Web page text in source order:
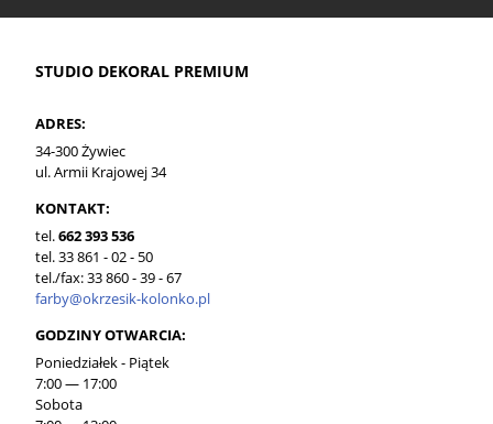
STUDIO DEKORAL PREMIUM
ADRES:
34-300 Żywiec
ul. Armii Krajowej 34
KONTAKT:
tel.662 393 536
tel. 33 861 - 02 - 50
tel./fax: 33 860 - 39 - 67
farby@okrzesik-kolonko.pl
GODZINY OTWARCIA:
Poniedziałek - Piątek
7:00 — 17:00
Sobota